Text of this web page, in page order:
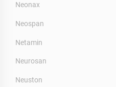
Neonax
Neospan
Netamin
Neurosan
Neuston